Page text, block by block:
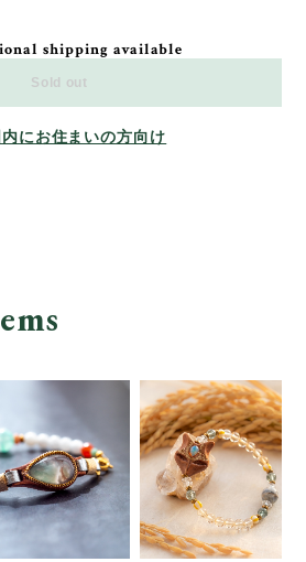
shipping available
Sold out
内にお住まいの方向け